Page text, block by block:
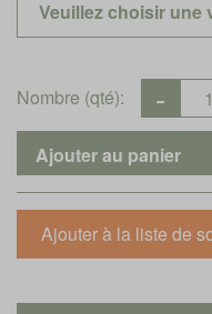
Nombre (qté):